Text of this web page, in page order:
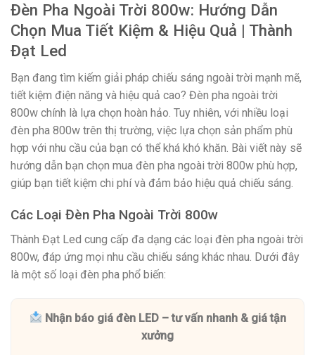
Đèn Pha Ngoài Trời 800w: Hướng Dẫn
Chọn Mua Tiết Kiệm & Hiệu Quả | Thành
Đạt Led
Bạn đang tìm kiếm giải pháp chiếu sáng ngoài trời mạnh mẽ,
tiết kiệm điện năng và hiệu quả cao? Đèn pha ngoài trời
800w chính là lựa chọn hoàn hảo. Tuy nhiên, với nhiều loại
đèn pha 800w trên thị trường, việc lựa chọn sản phẩm phù
hợp với nhu cầu của bạn có thể khá khó khăn. Bài viết này sẽ
hướng dẫn bạn chọn mua đèn pha ngoài trời 800w phù hợp,
giúp bạn tiết kiệm chi phí và đảm bảo hiệu quả chiếu sáng.
Các Loại Đèn Pha Ngoài Trời 800w
Thành Đạt Led cung cấp đa dạng các loại đèn pha ngoài trời
800w, đáp ứng mọi nhu cầu chiếu sáng khác nhau. Dưới đây
là một số loại đèn pha phổ biến:
Nhận báo giá đèn LED – tư vấn nhanh & giá tận
xưởng